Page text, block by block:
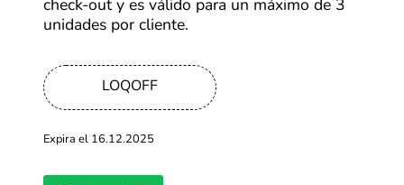
-50%
Cupones de hasta 50% OFF
check-out y es válido para un máximo de 3
unidades por cliente.
LOQOFF
Expira el 16.12.2025